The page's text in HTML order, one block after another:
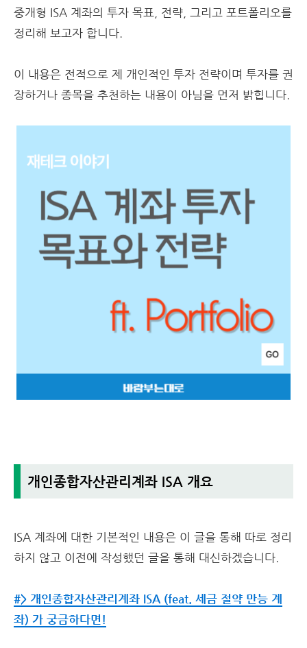
중개형 ISA 계좌의 투자 목표, 전략, 그리고 포트폴리오를
정리해 보고자 합니다.
이 내용은 전적으로 제 개인적인 투자 전략이며 투자를 권
장하거나 종목을 추천하는 내용이 아님을 먼저 밝힙니다.
개인종합자산관리계좌 ISA 개요
ISA 계좌에 대한 기본적인 내용은 이 글을 통해 따로 정리
하지 않고 이전에 작성했던 글을 통해 대신하겠습니다.
#> 개인종합자산관리계좌 ISA (feat. 세금 절약 만능 계
좌) 가 궁금하다면!